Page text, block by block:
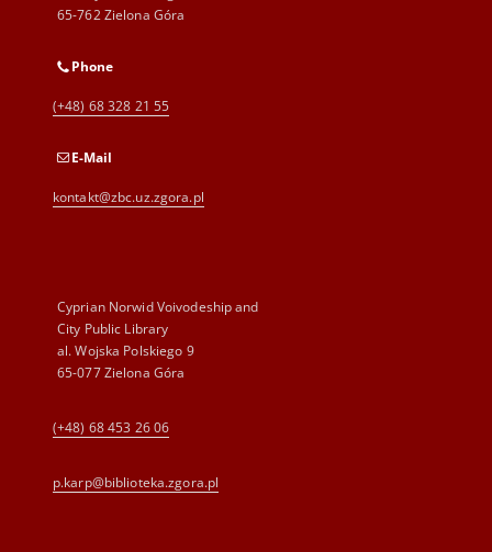
65-762 Zielona Góra
Phone
(+48) 68 328 21 55
E-Mail
kontakt@zbc.uz.zgora.pl
Cyprian Norwid Voivodeship and
City Public Library
al. Wojska Polskiego 9
65-077 Zielona Góra
(+48) 68 453 26 06
p.karp@biblioteka.zgora.pl